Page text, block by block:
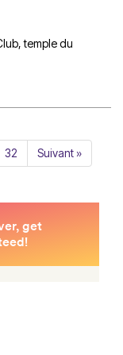
temple du
32 Suivant »